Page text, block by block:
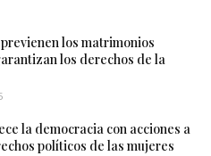
los matrimonios
los derechos de la
la democracia con acciones a
políticos de las mujeres